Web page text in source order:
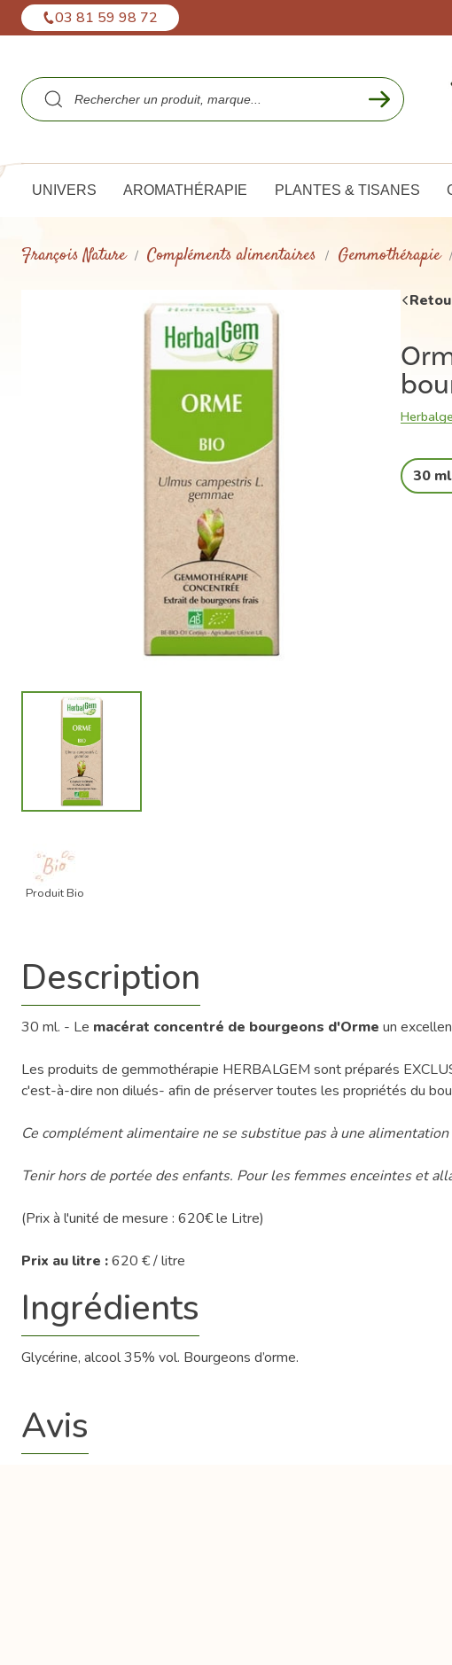
03 81 59 98 72
UNIVERS AROMATHÉRAPIE PLANTES & TISANES
François Nature Compléments alimentaires Gemmothérapie
Produit Bio
30
Description
30 ml. - Le macérat concentré de bourgeons d'Orme un
Les produits de gemmothérapie HERBALGEM sont préparés
c'est-à-dire non dilués- afin de préserver toutes les propriétés du
Ce complément alimentaire ne se substitue pas à une
Tenir hors de portée des enfants. Pour les femmes enceintes et
(Prix à l'unité de mesure : 620€ le Litre)
Prix au litre :620 € / litre
Ingrédients
Glycérine, alcool 35% vol. Bourgeons d’orme.
Avis
Panneau de gestion des cookies